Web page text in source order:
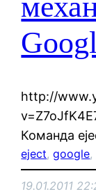
http://
Команда
eject, google,
19.01.2011